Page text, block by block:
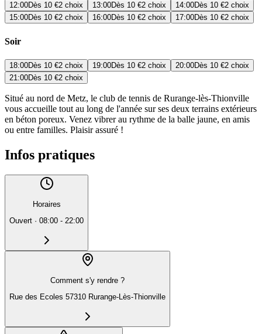
12:00Dès 10 €2 choix 13:00Dès 10 €2 choix 14:00Dès 10 €2 choix
15:00Dès 10 €2 choix 16:00Dès 10 €2 choix 17:00Dès 10 €2 choix
Soir
18:00Dès 10 €2 choix 19:00Dès 10 €2 choix 20:00Dès 10 €2 choix
21:00Dès 10 €2 choix
Situé au nord de Metz, le club de tennis de Rurange-lès-Thionville
vous accueille tout au long de l'année sur ses deux terrains extérieurs
en béton poreux. Venez vibrer au rythme de la balle jaune, en amis
ou entre familles. Plaisir assuré !
Infos pratiques
Horaires
Ouvert · 08:00 - 22:00
Comment s'y rendre ?
Rue des Ecoles 57310 Rurange-Lès-Thionville